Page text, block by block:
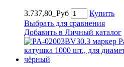
3.737,80_Руб
Купить
Выбрать для сравнения
Добавить в Личный каталог